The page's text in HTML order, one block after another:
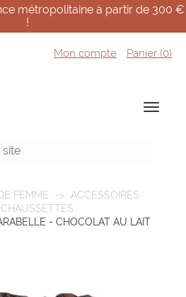
métropolitaine à partir de 300 €
!
Mon compte Panier (0)
FEMME
ACCESSOIRES
CHAUSSETTES
- CHOCOLAT AU LAIT